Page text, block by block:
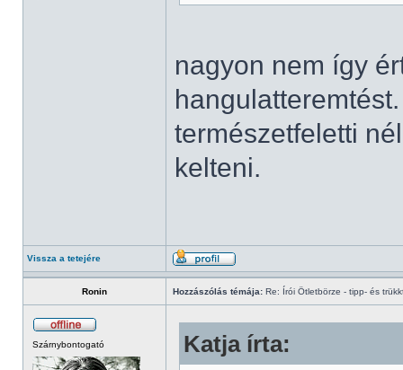
nagyon nem így
természetfeletti
kelteni.
Vissza a tetejére
Ronin Hozzászólás témája: Re: Írói Ötletbörze - tipp- és
Szárnybontogató Katja írta: